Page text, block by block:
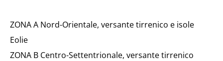
ZONA A Nord-Orientale, versante tirrenico e isole
Eolie
ZONA B Centro-Settentrionale, versante tirrenico